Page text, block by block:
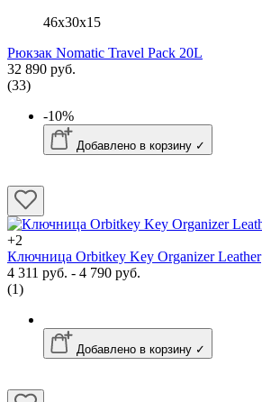
46x30x15
Рюкзак Nomatic Travel Pack 20L
32 890 руб.
(33)
-10%
Добавлено в корзину ✓
+2
Ключница Orbitkey Key Organizer Leather
4 311 руб. - 4 790 руб.
(1)
Добавлено в корзину ✓